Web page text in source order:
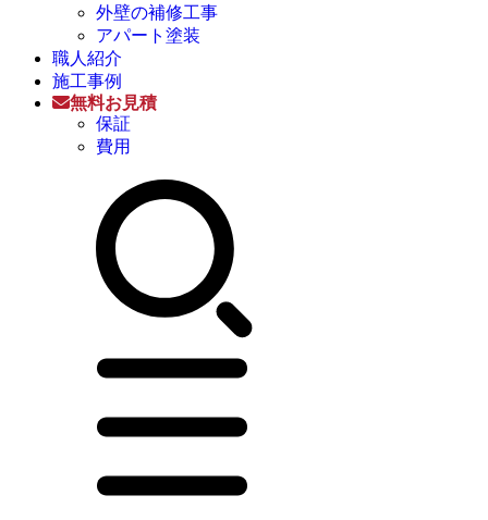
外壁の補修工事
アパート塗装
職人紹介
施工事例
無料お見積
保証
費用